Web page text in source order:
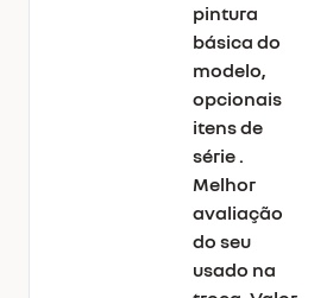
pintura
básica do
modelo,
opcionais
itens de
série .
Melhor
avaliação
do seu
usado na